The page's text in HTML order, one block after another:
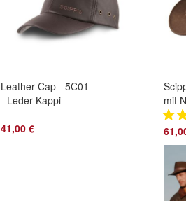
Leather Cap - 5C01
- Leder Kappi
41,00 €
mit